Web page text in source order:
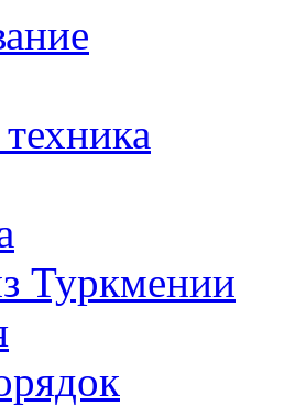
Туркмении